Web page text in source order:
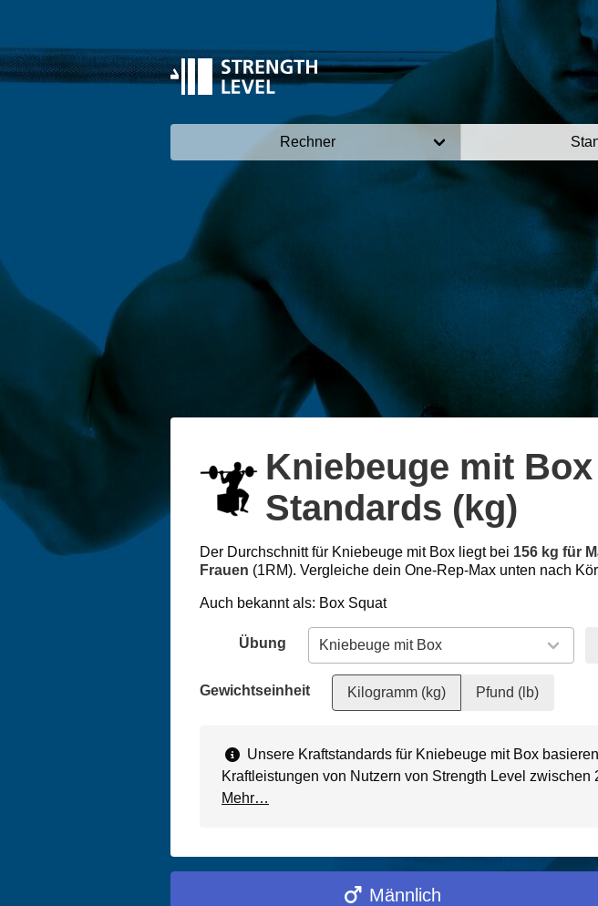
Rechner
Kniebeuge mit Box
Standards (kg)
Der Durchschnitt für Kniebeuge mit Box liegt bei 156 kg für
Frauen (1RM). Vergleiche dein One-Rep-Max unten nach
Auch bekannt als: Box Squat
Übung
Gewichtseinheit Kilogramm (kg) Pfund (lb)
Unsere Kraftstandards für Kniebeuge mit Box
Kraftleistungen von Nutzern von Strength Level zwischen
Mehr…
Männlich